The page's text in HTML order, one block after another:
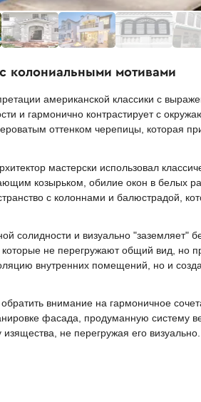
колониальными мотивами
американской классики с
и гармонично контрастирует с
оттенком черепицы, которая
мастерски использовал
козырьком, обилие окон в белых
с колоннами и балюстрадой,
солидности и визуально "заземляет"
не перегружают общий вид, но
внутренних помещений, но и
внимание на гармоничное
фасада, продуманную систему
не перегружая его визуально.